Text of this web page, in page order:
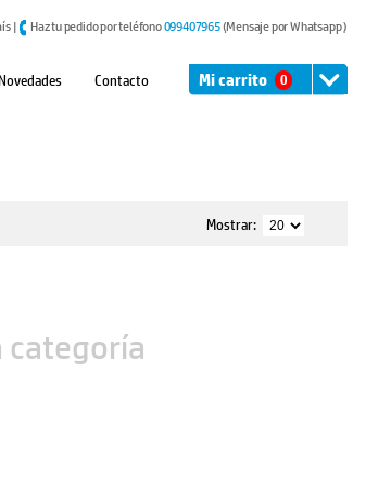
| Haz tu pedido por teléfono099407965(Mensaje por Whatsapp )
Contacto Mi carrito 0
Mostrar:
categoría